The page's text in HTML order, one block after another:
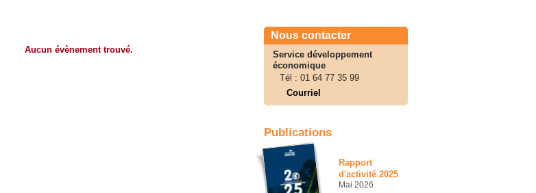
Aucun évènement trouvé.
Nous contacter
Service développement
économique
Tél : 01 64 77 35 99
Courriel
Publications
Rapport
d'activité 2025
Mai 2026